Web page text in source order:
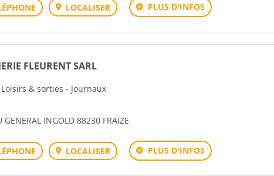
LOCALISER PLUS D'INFOS
FLEURENT SARL
& sorties - Journaux
GENERAL INGOLD 88230 FRAIZE
LOCALISER PLUS D'INFOS